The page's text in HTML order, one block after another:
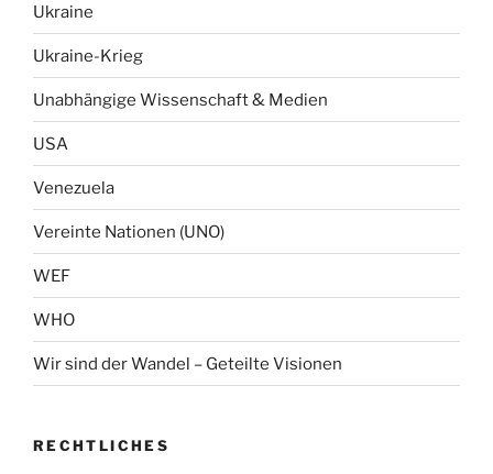
Ukraine
Ukraine-Krieg
Unabhängige Wissenschaft & Medien
USA
Venezuela
Vereinte Nationen (UNO)
WEF
WHO
Wir sind der Wandel – Geteilte Visionen
RECHTLICHES